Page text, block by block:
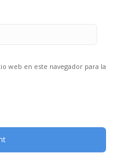
web en este navegador para la